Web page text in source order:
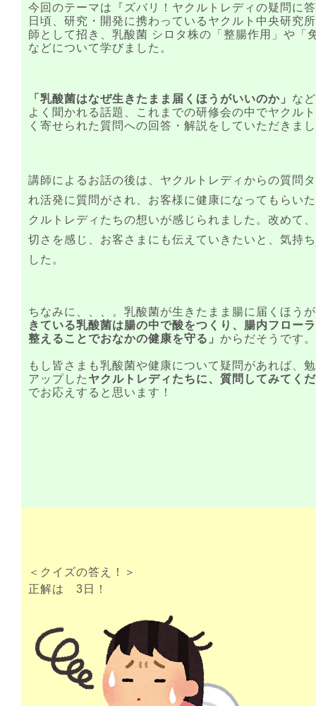
今回のテーマは『ズバリ！ヤクルトレディの疑問に
日頃、研究・開発に携わっているヤクルト中央研究
師として招き、乳酸菌 シロタ株の「整腸作用」や「
などについて学びました。
「乳酸菌はなぜ生きたまま届くほうがいいのか」 な
よく聞かれる話題、これまでの研修会の中でヤクル
く寄せられた質問への回答・解説をしていただきま
講師によるお話の後は、ヤクルトレディからの質問
れ活発に質問がされ、お客様に健康になってもらい
クルトレディたちの想いが感じられました。改めて
切さを感じ、お客さまにも伝えていきたいと、気持
した。
ちなみに、、、。乳酸菌が生きたまま腸に届くほう
きている乳酸菌は腸の中で酸をつくり、腸内フロー
整えることでおなかの健康を守る」 からだそうです。
もし皆さまも乳酸菌や健康について疑問があれば、
アップした ヤクルトレディたちに、質問してみてく
でお応えすると思います！
＜クイズの答え！＞
正解は 3日！